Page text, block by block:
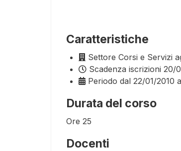
Caratteristiche
Settore Corsi e Servizi
Scadenza iscrizioni 20/
Periodo dal 22/01/2010
Durata del corso
Ore 25
Docenti